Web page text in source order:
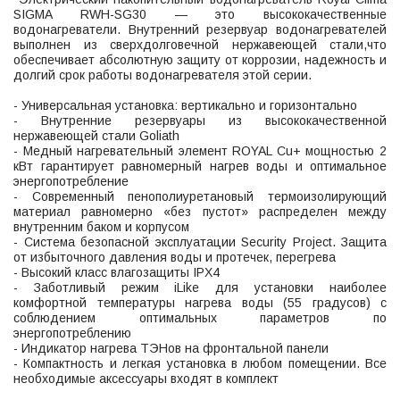
SIGMA RWH-SG30 — это высококачественные
водонагреватели. Внутренний резервуар водонагревателей
выполнен из сверхдолговечной нержавеющей стали,что
обеспечивает абсолютную защиту от коррозии, надежность и
долгий срок работы водонагревателя этой серии.
- Универсальная установка: вертикально и горизонтально
- Внутренние резервуары из высококачественной
нержавеющей стали Goliath
- Медный нагревательный элемент ROYAL Cu+ мощностью 2
кВт гарантирует равномерный нагрев воды и оптимальное
энергопотребление
- Современный пенополиуретановый термоизолирующий
материал равномерно «без пустот» распределен между
внутренним баком и корпусом
- Система безопасной эксплуатации Security Project. Защита
от избыточного давления воды и протечек, перегрева
- Высокий класс влагозащиты IPX4
- Заботливый режим iLike для установки наиболее
комфортной температуры нагрева воды (55 градусов) с
соблюдением оптимальных параметров по
энергопотреблению
- Индикатор нагрева ТЭНов на фронтальной панели
- Компактность и легкая установка в любом помещении. Все
необходимые аксессуары входят в комплект